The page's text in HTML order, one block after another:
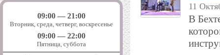
09:00 — 21:00
Вторник, среда, четверг, воскресенье
09:00 — 22:00
Пятница, суббота
11
В